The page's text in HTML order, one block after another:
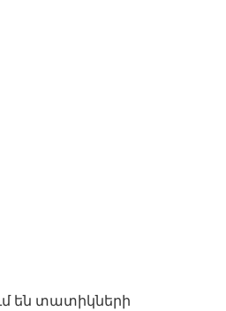
են տատիկների